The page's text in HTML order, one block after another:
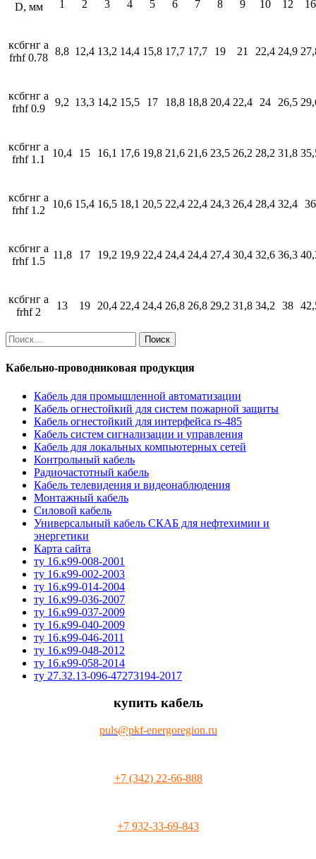
D, мм 1 2 3 4 5 6 7 8 9 10 12 16
ксбгнг а
frhf 0.78
8,8 12,4 13,2 14,4 15,8 17,7 17,7 19 21 22,4 24,9
ксбгнг а
frhf 0.9
9,2 13,3 14,2 15,5 17 18,8 18,8 20,4 22,4 24 26,5
ксбгнг а
frhf 1.1
10,4 15 16,1 17,6 19,8 21,6 21,6 23,5 26,2 28,2 31,8
ксбгнг а
frhf 1.2
10,6 15,4 16,5 18,1 20,5 22,4 22,4 24,3 26,4 28,4 32,4 36
ксбгнг а
frhf 1.5
11,8 17 19,2 19,9 22,4 24,4 24,4 27,4 30,4 32,6 36,3
ксбгнг а
frhf 2
13 19 20,4 22,4 24,4 26,8 26,8 29,2 31,8 34,2 38
Найти:
Кабельно-проводниковая продукция
Кабель для промышленной автоматизации
Кабель огнестойкий для систем пожарной защиты
Кабель огнестойкий для интерфейса rs-485
Кабель систем сигнализации и управления
Кабель для локальных компьютерных сетей
Контрольный кабель
Радиочастотный кабель
Кабель телевидения и видеонаблюдения
Монтажный кабель
Силовой кабель
Универсальный кабель СКАБ для нефтехимии и
энергетики
Карта сайта
ту 16.к99-008-2001
ту 16.к99-002-2003
ту 16.к99-014-2004
ту 16.к99-036-2007
ту 16.к99-037-2009
ту 16.к99-040-2009
ту 16.к99-046-2011
ту 16.к99-048-2012
ту 16.к99-058-2014
ту 27.32.13-096-47273194-2017
купить кабель
puls@pkf-energoregion.ru
+7 (342) 22-66-888
+7 932-33-69-843